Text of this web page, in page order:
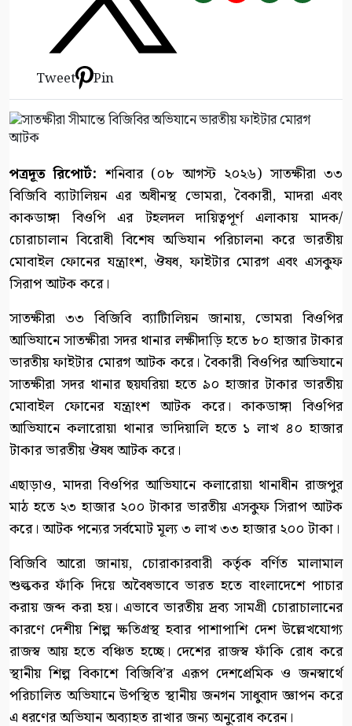
Tweet Pin
পত্রদূত রিপোর্ট: শনিবার (০৮ আগস্ট ২০২৬) সাতক্ষীরা ৩৩
বিজিবি ব্যাটালিয়ন এর অধীনস্থ ভোমরা, বৈকারী, মাদরা এবং
কাকডাঙ্গা বিওপি এর টহলদল দায়িত্বপূর্ণ এলাকায় মাদক/
চোরাচালান বিরোধী বিশেষ অভিযান পরিচালনা করে ভারতীয়
মোবাইল ফোনের যন্ত্রাংশ, ঔষধ, ফাইটার মোরগ এবং এসকুফ
সিরাপ আটক করে।
সাতক্ষীরা ৩৩ বিজিবি ব্যাটিালিয়ন জানায়, ভোমরা বিওপির
আভিযানে সাতক্ষীরা সদর থানার লক্ষীদাড়ি হতে ৮০ হাজার টাকার
ভারতীয় ফাইটার মোরগ আটক করে। বৈকারী বিওপির আভিযানে
সাতক্ষীরা সদর থানার ছয়ঘরিয়া হতে ৯০ হাজার টাকার ভারতীয়
মোবাইল ফোনের যন্ত্রাংশ আটক করে। কাকডাঙ্গা বিওপির
আভিযানে কলারোয়া থানার ভাদিয়ালি হতে ১ লাখ ৪০ হাজার
টাকার ভারতীয় ঔষধ আটক করে।
এছাড়াও, মাদরা বিওপির আভিযানে কলারোয়া থানাধীন রাজপুর
মাঠ হতে ২৩ হাজার ২০০ টাকার ভারতীয় এসকুফ সিরাপ আটক
করে। আটক পন্যের সর্বমোট মূল্য ৩ লাখ ৩৩ হাজার ২০০ টাকা।
বিজিবি আরো জানায়, চোরাকারবারী কর্তৃক বর্ণিত মালামাল
শুল্ককর ফাঁকি দিয়ে অবৈধভাবে ভারত হতে বাংলাদেশে পাচার
করায় জব্দ করা হয়। এভাবে ভারতীয় দ্রব্য সামগ্রী চোরাচালানের
কারণে দেশীয় শিল্প ক্ষতিগ্রস্থ হবার পাশাপাশি দেশ উল্লেখযোগ্য
রাজস্ব আয় হতে বঞ্চিত হচ্ছে। দেশের রাজস্ব ফাঁকি রোধ করে
স্থানীয় শিল্প বিকাশে বিজিবি’র এরূপ দেশপ্রেমিক ও জনস্বার্থে
পরিচালিত অভিযানে উপস্থিত স্থানীয় জনগন সাধুবাদ জ্ঞাপন করে
এ ধরণের অভিযান অব্যাহত রাখার জন্য অনুরোধ করেন।